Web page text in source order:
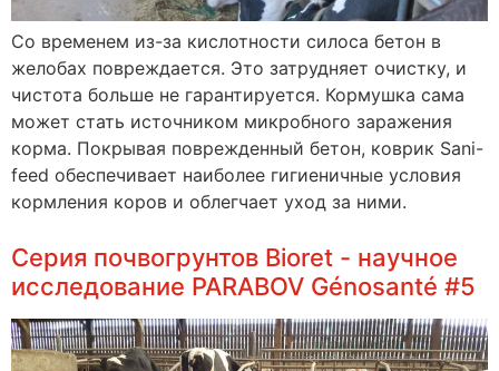
Со временем из-за кислотности силоса бетон в
желобах повреждается. Это затрудняет очистку, и
чистота больше не гарантируется. Кормушка сама
может стать источником микробного заражения
корма. Покрывая поврежденный бетон, коврик Sani-
feed обеспечивает наиболее гигиеничные условия
кормления коров и облегчает уход за ними.
Серия почвогрунтов Bioret - научное
исследование PARABOV Génosanté #5